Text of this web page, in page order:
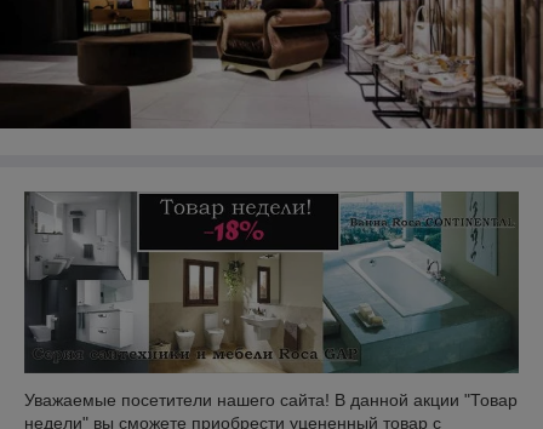
Уважаемые посетители нашего сайта! В данной акции "Товар
недели" вы сможете приобрести уцененный товар с